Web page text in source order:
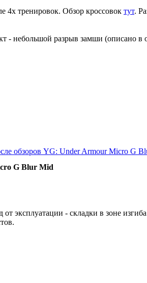
4х тренировок. Обзор кроссовок тут.
- небольшой разрыв замши (описано в
обзоров YG: Under Armour Micro G
G Blur Mid
от эксплуатации - складки в зоне